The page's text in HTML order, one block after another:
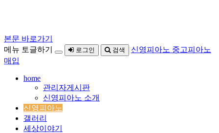
본문 바로가기
메뉴 토글하기
로그인 검색
신영피아노 중고피아노
매입
home
관리자게시판
신영피아노 소개
신영피아노
갤러리
세상이야기
Sketchbook5, 스케치북5
Sketchbook5, 스케치북5